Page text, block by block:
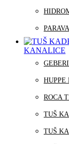
KANALICE
HUPPE
ROCA
TUŠ
TUŠ